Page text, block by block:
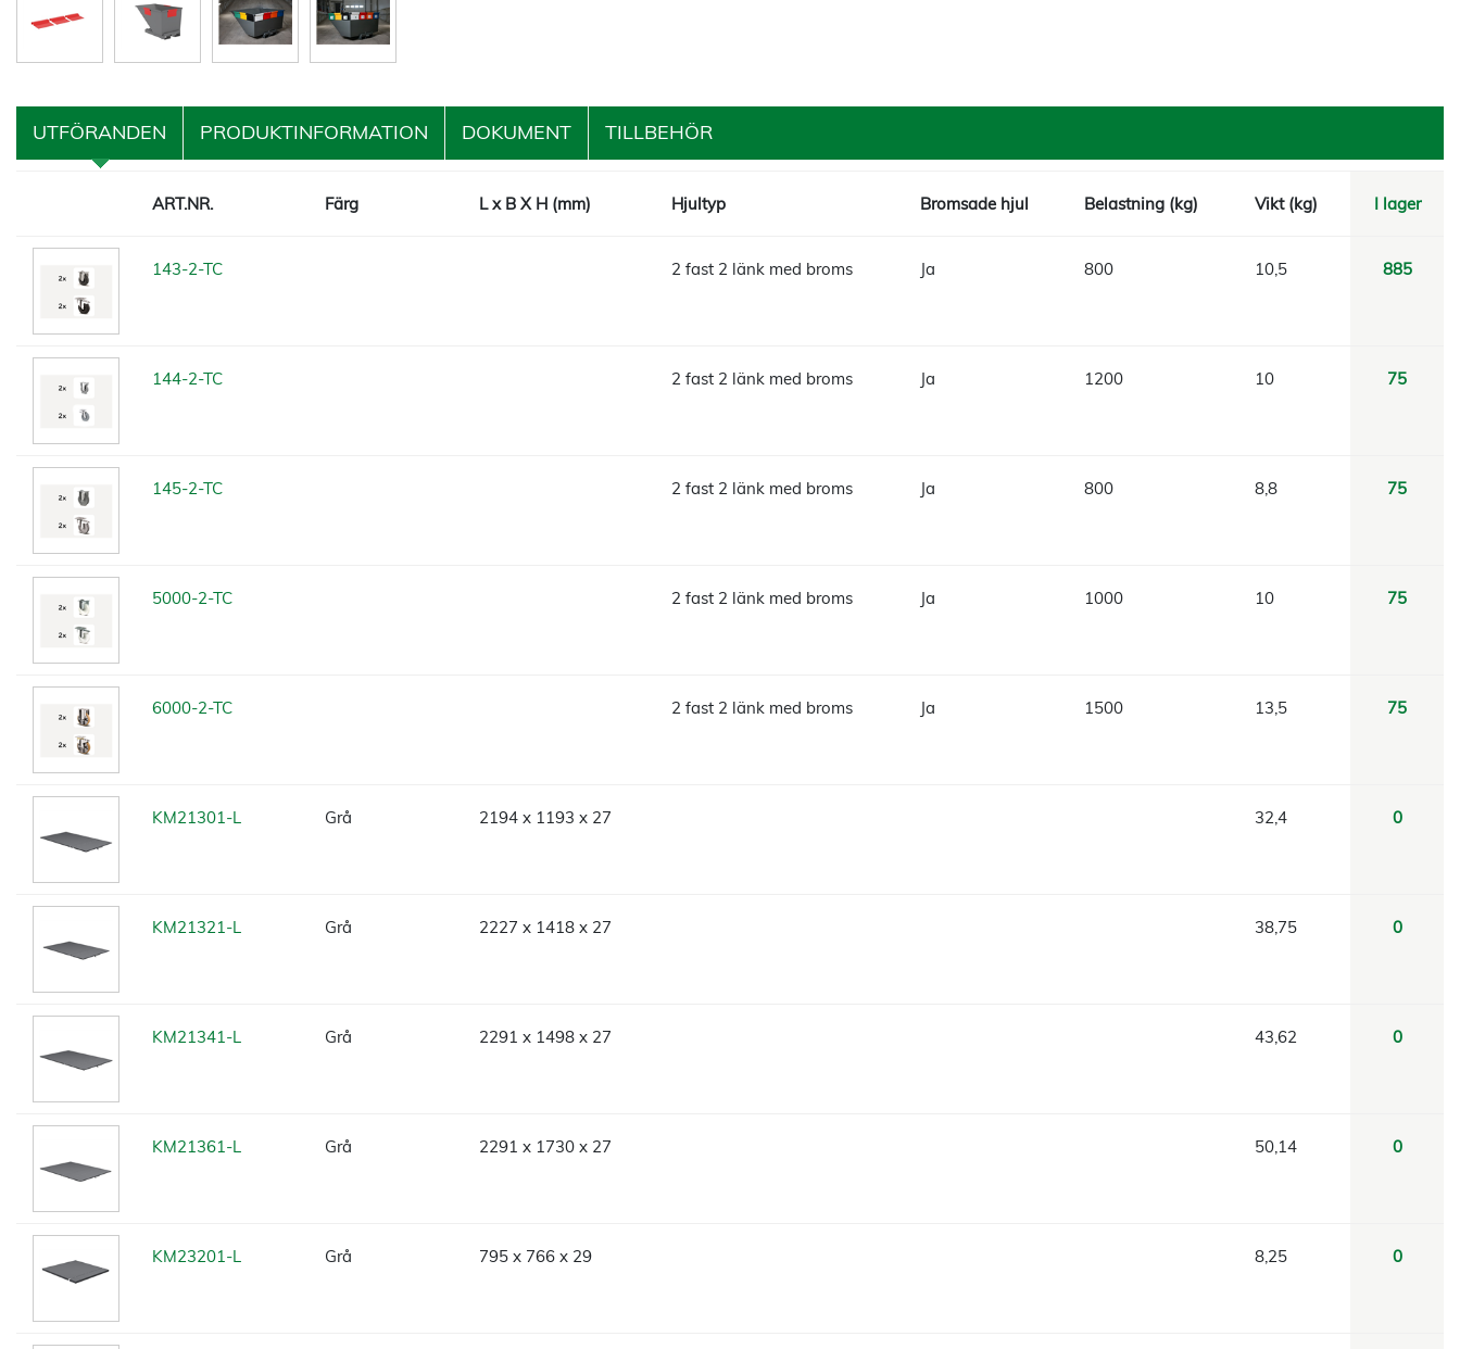
UTFÖRANDEN PRODUKTINFORMATION DOKUMENT TILLBEHÖR
ART.NR. Färg L x B X H (mm) Hjultyp Bromsade hjul Belastning (kg) Vikt (kg) I lager
143-2-TC 2 fast 2 länk med broms Ja 800 10,5 885
144-2-TC 2 fast 2 länk med broms Ja 1200 10 75
145-2-TC 2 fast 2 länk med broms Ja 800 8,8 75
5000-2-TC 2 fast 2 länk med broms Ja 1000 10 75
6000-2-TC 2 fast 2 länk med broms Ja 1500 13,5 75
KM21301-L Grå 2194 x 1193 x 27 32,4 0
KM21321-L Grå 2227 x 1418 x 27 38,75 0
KM21341-L Grå 2291 x 1498 x 27 43,62 0
KM21361-L Grå 2291 x 1730 x 27 50,14 0
KM23201-L Grå 795 x 766 x 29 8,25 0